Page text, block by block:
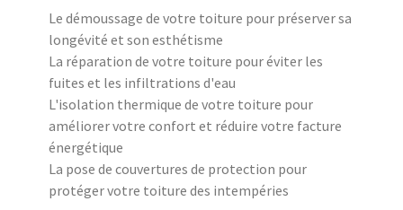
Le démoussage de votre toiture pour préserver sa
longévité et son esthétisme
La réparation de votre toiture pour éviter les
fuites et les infiltrations d'eau
L'isolation thermique de votre toiture pour
améliorer votre confort et réduire votre facture
énergétique
La pose de couvertures de protection pour
protéger votre toiture des intempéries